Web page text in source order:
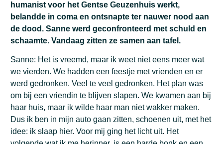
humanist voor het Gentse Geuzenhuis werkt,
belandde in coma en ontsnapte ter nauwer nood aan
de dood. Sanne werd geconfronteerd met schuld en
schaamte. Vandaag zitten ze samen aan tafel.
Sanne: Het is vreemd, maar ik weet niet eens meer wat
we vierden. We hadden een feestje met vrienden en er
werd gedronken. Veel te veel gedronken. Het plan was
om bij een vriendin te blijven slapen. We kwamen aan bij
haar huis, maar ik wilde haar man niet wakker maken.
Dus ik ben in mijn auto gaan zitten, schoenen uit, met het
idee: ik slaap hier. Voor mij ging het licht uit. Het